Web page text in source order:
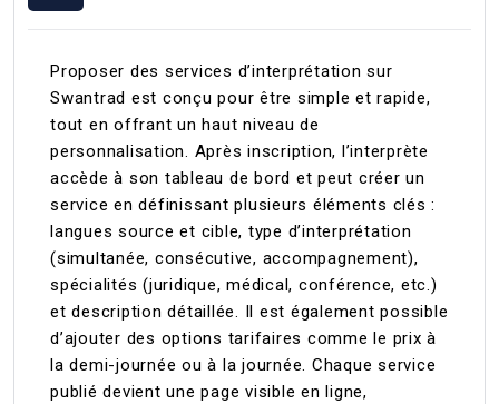
Proposer des services d’interprétation sur
Swantrad est conçu pour être simple et rapide,
tout en offrant un haut niveau de
personnalisation. Après inscription, l’interprète
accède à son tableau de bord et peut créer un
service en définissant plusieurs éléments clés :
langues source et cible, type d’interprétation
(simultanée, consécutive, accompagnement),
spécialités (juridique, médical, conférence, etc.)
et description détaillée. Il est également possible
d’ajouter des options tarifaires comme le prix à
la demi-journée ou à la journée. Chaque service
publié devient une page visible en ligne,